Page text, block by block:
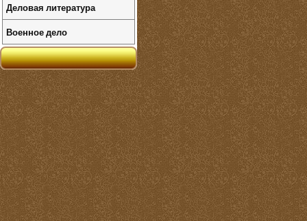
Деловая литература
Военное дело